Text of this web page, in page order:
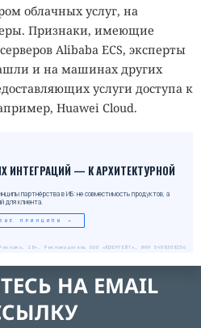
облачных услуг, на
Признаки, имеющие
Alibaba ECS, эксперты
и на машинах других
услуги доступа к
Huawei Cloud.
ИНТЕГРАЦИЙ — К АРХИТЕКТУРНОЙ
партнёрства в ИБ: не совместимость продуктов, а
для клиента.
ПРИНЦИПЫ →
Реклама. 18+. Рекламодатель ООО «ЮЗЕРГЕЙТ», ИНН 5408308256
НА EMAIL